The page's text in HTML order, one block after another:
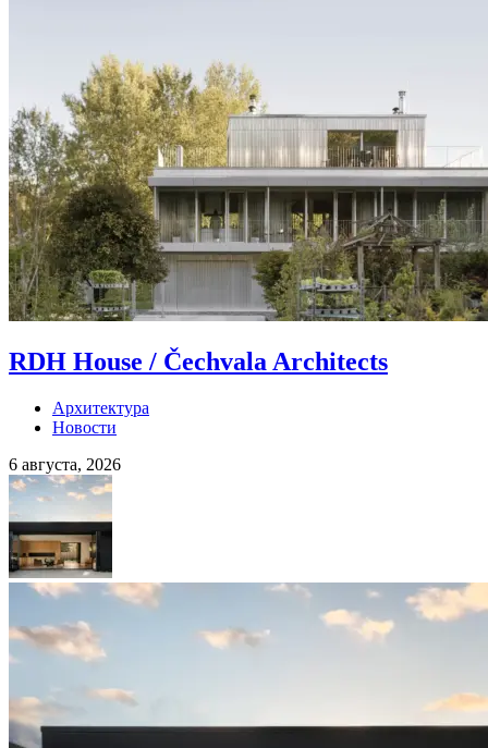
RDH House / Čechvala Architects
Архитектура
Новости
6 августа, 2026